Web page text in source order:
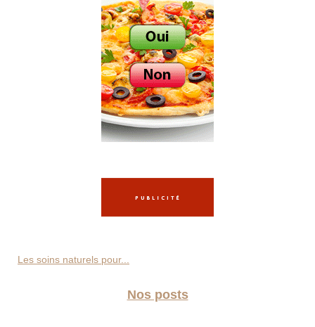
Les soins naturels pour...
Nos posts